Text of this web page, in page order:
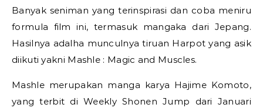
Banyak seniman yang terinspirasi dan coba meniru
formula film ini, termasuk mangaka dari Jepang.
Hasilnya adalha munculnya tiruan Harpot yang asik
diikuti yakni Mashle : Magic and Muscles.
Mashle merupakan manga karya Hajime Komoto,
yang terbit di Weekly Shonen Jump dari Januari